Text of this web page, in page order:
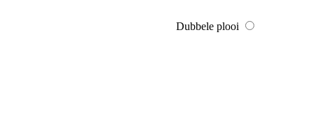
Dubbele plooi